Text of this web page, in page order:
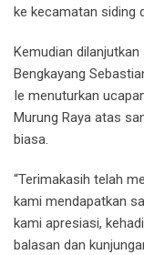
ke kecamatan siding
Kemudian
Bengkayang
Ie menuturkan
Murung Raya atas
biasa.
“Terimakasih telah
kami mendapatkan
kami apresiasi,
balasan dan